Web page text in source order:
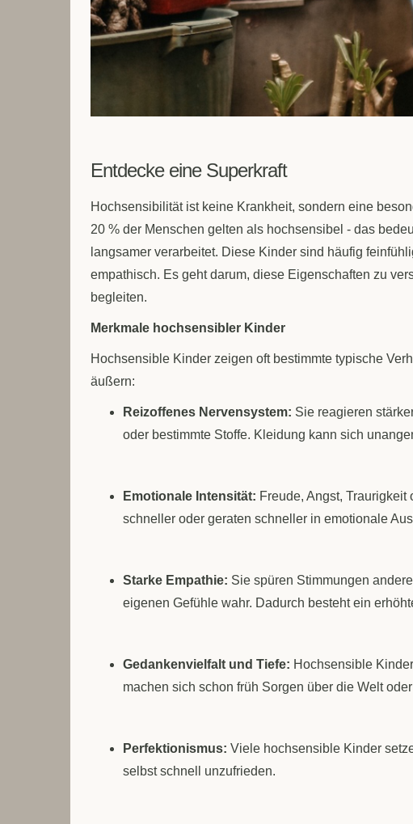
Entdecke eine Superkraft
Hochsensibilität ist keine Krankheit, sondern eine
20 % der Menschen gelten als hochsensibel - das
langsamer verarbeitet. Diese Kinder sind häufig
empathisch. Es geht darum, diese Eigenschaften zu
begleiten.
Merkmale hochsensibler Kinder
Hochsensible Kinder zeigen oft bestimmte typische
äußern:
Reizoffenes Nervensystem: Sie reagieren
oder bestimmte Stoffe. Kleidung kann sich
Emotionale Intensität: Freude, Angst,
schneller oder geraten schneller in emotionale
Starke Empathie: Sie spüren Stimmungen
eigenen Gefühle wahr. Dadurch besteht ein
Gedankenvielfalt und Tiefe: Hochsensible
machen sich schon früh Sorgen über die Welt
Perfektionismus: Viele hochsensible Kinder
selbst schnell unzufrieden.